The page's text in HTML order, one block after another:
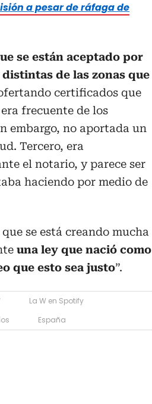
a pesar de ráfaga de
se están aceptado por
de las zonas que
certificados que
frecuente de los
embargo, no aportada un
Tercero, era
el notario, y parece ser
haciendo por medio de
se está creando mucha
una ley que nació como
que esto sea justo”.
La W en Spotify
España